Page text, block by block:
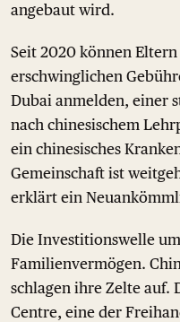
angebaut wird.
Seit 2020 können
erschwinglichen
Dubai anmelden, einer
nach chinesischem
ein chinesisches
Gemeinschaft ist
erklärt ein
Die Investitionswelle
Familienvermögen.
schlagen ihre Zelte auf.
Centre, eine der